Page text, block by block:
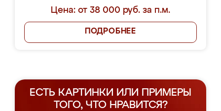
Цена: от 38 000 руб. за п.м.
ПОДРОБНЕЕ
ЕСТЬ КАРТИНКИ ИЛИ ПРИМЕРЫ
ТОГО, ЧТО НРАВИТСЯ?